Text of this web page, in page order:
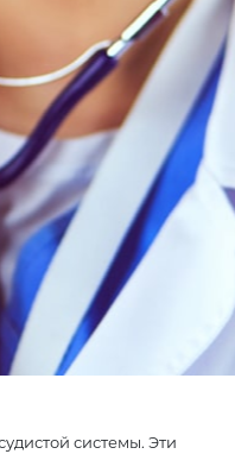
системы. Эти